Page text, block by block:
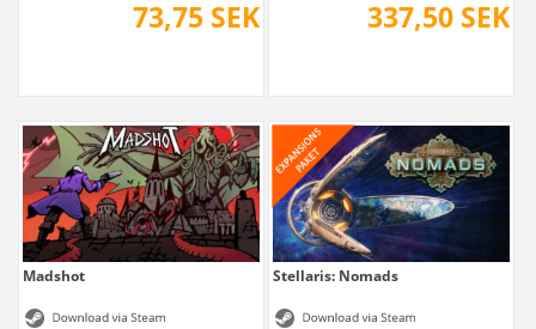
73,75 SEK 337,50 SEK
Madshot Stellaris: Nomads